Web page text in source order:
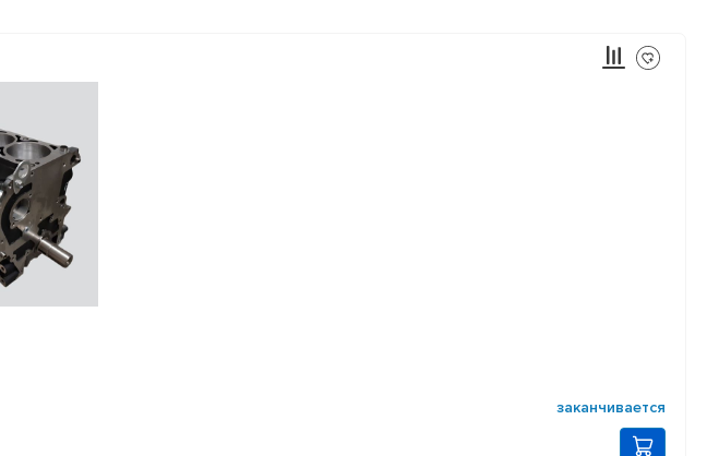
заканчивается